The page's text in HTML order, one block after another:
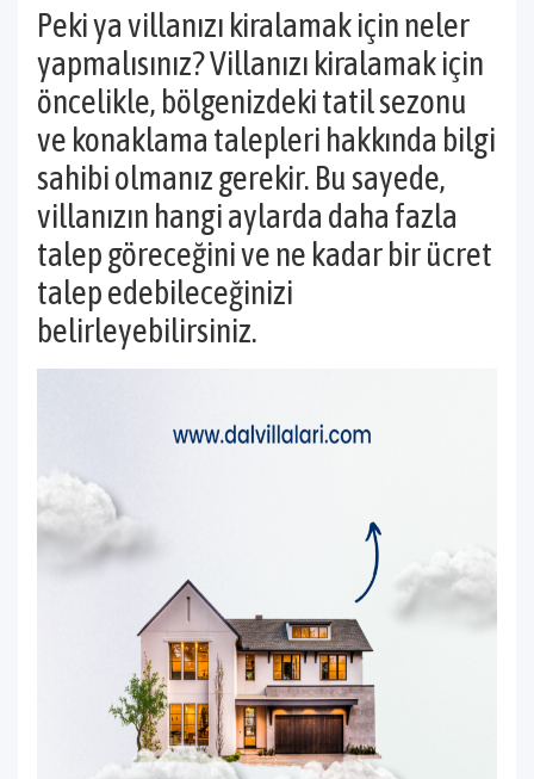
Peki ya villanızı kiralamak için neler
yapmalısınız? Villanızı kiralamak için
öncelikle, bölgenizdeki tatil sezonu
ve konaklama talepleri hakkında bilgi
sahibi olmanız gerekir. Bu sayede,
villanızın hangi aylarda daha fazla
talep göreceğini ve ne kadar bir ücret
talep edebileceğinizi
belirleyebilirsiniz.